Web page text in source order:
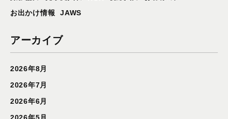
お出かけ情報
JAWS
アーカイブ
2026年8月
2026年7月
2026年6月